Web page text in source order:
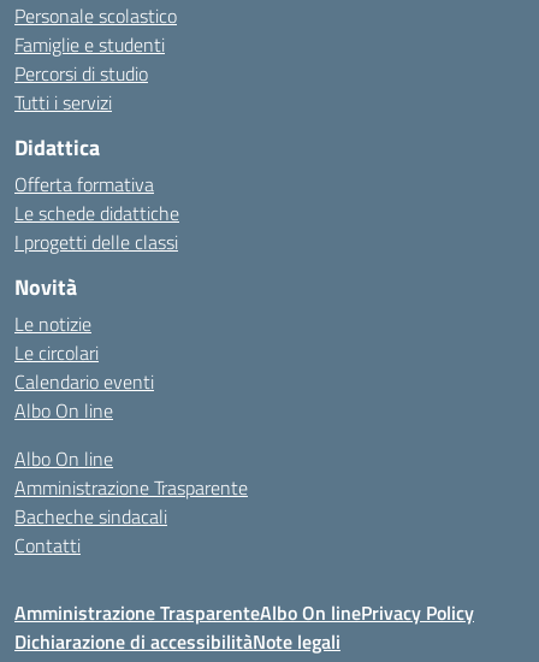
Personale scolastico
Famiglie e studenti
Percorsi di studio
Tutti i servizi
Didattica
Offerta formativa
Le schede didattiche
I progetti delle classi
Novità
Le notizie
Le circolari
Calendario eventi
Albo On line
Albo On line
Amministrazione Trasparente
Bacheche sindacali
Contatti
Amministrazione TrasparenteAlbo On linePrivacy Policy
Dichiarazione di accessibilitàNote legali